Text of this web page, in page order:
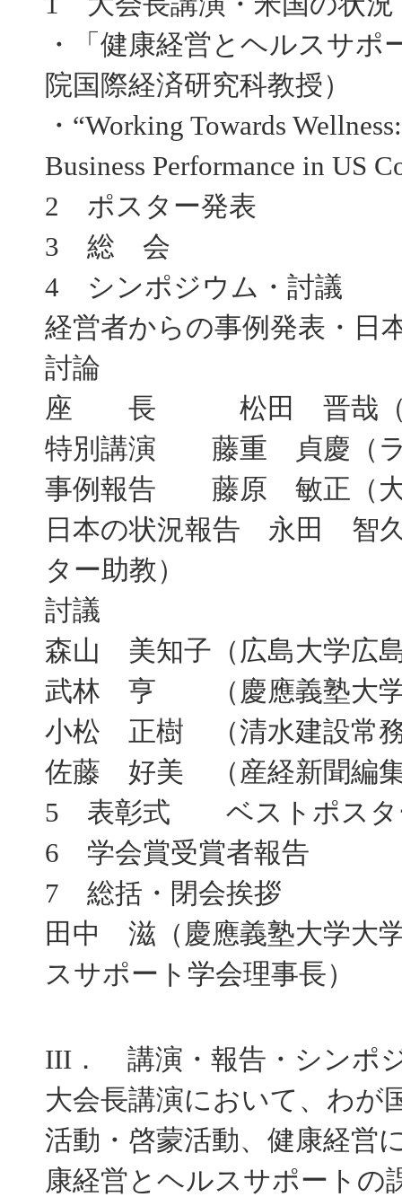
・「健康経営とヘルスサ
院国際経済研究科教授）
・“Working Towards
Business Performance in US
2 ポスター発表
3 総 会
4 シンポジウム・討議
経営者からの事例発表・日
討論
座 長 松田 晋哉（産業
特別講演 藤重 貞慶（ラ
事例報告 藤原 敏正（大
日本の状況報告 永田 智
ター助教）
討議
森山 美知子（広島大学広
武林 亨 （慶應義塾大学
小松 正樹 （清水建設常
佐藤 好美 （産経新聞編
5 表彰式 ベストポスター
6 学会賞受賞者報告
7 総括・閉会挨拶
田中 滋（慶應義塾大学大
スサポート学会理事長）
III． 講演・報告・シンポ
大会長講演において、わが
活動・啓蒙活動、健康経営
康経営とヘルスサポートの